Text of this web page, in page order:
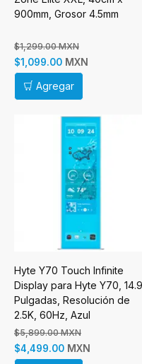
900mm, Grosor 4.5mm
$1,299.00 MXN
$1,099.00 MXN
Agregar
Hyte Y70 Touch Infinite
Display para Hyte Y70,
Pulgadas, Resolución de
2.5K, 60Hz, Azul
$5,899.00 MXN
$4,499.00 MXN